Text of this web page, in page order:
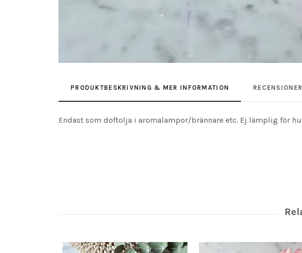
PRODUKTBESKRIVNING & MER INFORMATION RECENSIONER
Endast som doftolja i aromalampor/brännare etc. Ej lämplig för